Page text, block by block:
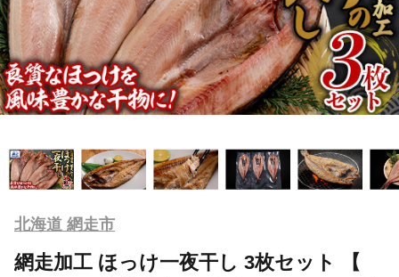
北海道 網走市
網走加工 ほっけ一夜干し 3枚セット 【